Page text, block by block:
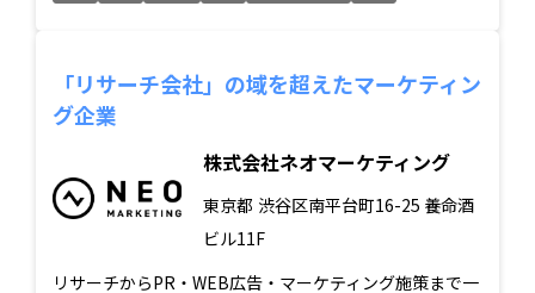
「リサーチ会社」の域を超えたマーケティン
グ企業
株式会社ネオマーケティング
東京都 渋谷区南平台町16-25 養命酒
ビル11F
リサーチからPR・WEB広告・マーケティング施策まで一